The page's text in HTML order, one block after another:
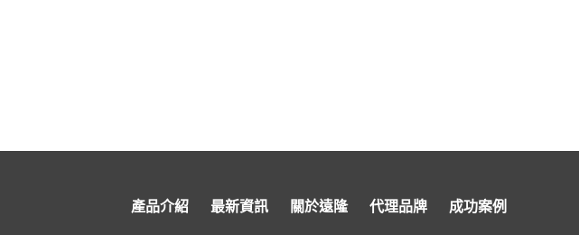
產品介紹 最新資訊 關於遠隆 代理品牌 成功案例